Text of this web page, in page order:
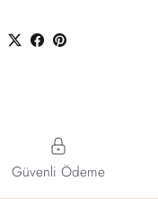
Güvenli Ödeme